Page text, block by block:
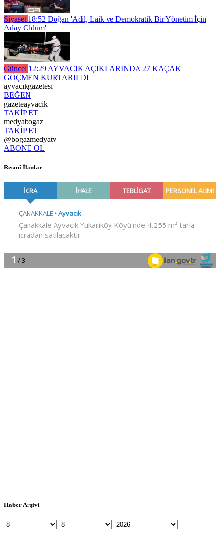
Siyaset 18:52 Doğan 'Adil, Laik ve Demokratik Bir Yönetim İçin
Aday Oldum'
Güncel 12:29 AYVACIK AÇIKLARINDA 27 KAÇAK
GÖÇMEN KURTARILDI
ayvacikgazetesi
BEĞEN
gazeteayvacik
TAKİP ET
medyabogaz
TAKİP ET
@bogazmedyatv
ABONE OL
Resmî İlanlar
Haber Arşivi